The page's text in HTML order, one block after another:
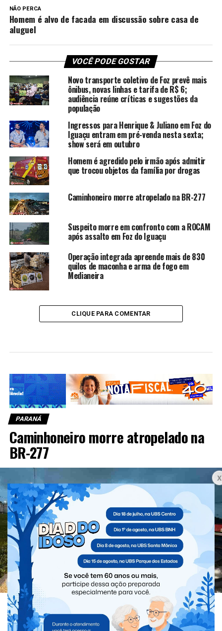
NÃO PERCA
Homem é alvo de facada em discussão sobre casa de
aluguel
VOCÊ PODE GOSTAR
Novo transporte coletivo de Foz prevê mais
ônibus, novas linhas e tarifa de R$ 6;
audiência reúne críticas e sugestões da
população
Ingressos para Henrique & Juliano em Foz do
Iguaçu entram em pré-venda nesta sexta;
show será em outubro
Homem é agredido pelo irmão após admitir
que trocou objetos da família por drogas
Caminhoneiro morre atropelado na BR-277
Suspeito morre em confronto com a ROCAM
após assalto em Foz do Iguaçu
Operação integrada apreende mais de 830
quilos de maconha e arma de fogo em
Medianeira
CLIQUE PARA COMENTAR
PARANÁ
Caminhoneiro morre atropelado na
BR-277
No início da manhã desta quinta-feira (6) um homem
morreu atropelado por um carro na BR-277, em